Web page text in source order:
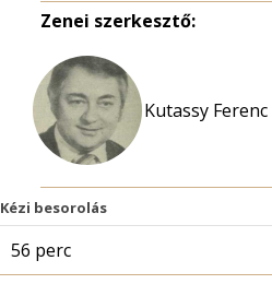
Zenei szerkesztő:
Kutassy Ferenc
Kézi besorolás
56 perc